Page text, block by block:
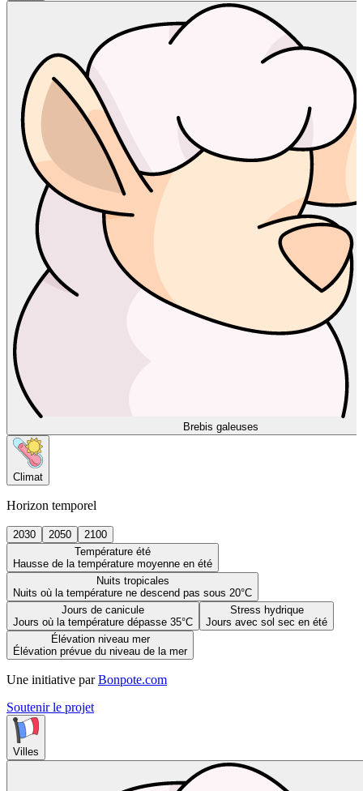
Brebis galeuses
Climat
Horizon temporel
2030 2050
2100
Température été
Hausse de la température moyenne en été
Nuits tropicales
Nuits où la température ne descend pas sous 20°C
Jours de canicule
Jours où la température dépasse 35°C
Stress hydrique
Jours avec sol sec en été
Élévation niveau mer
Élévation prévue du niveau de la mer
Une initiative par Bonpote.com
Soutenir le projet
Villes